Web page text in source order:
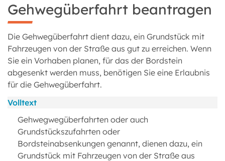
Gehwegüberfahrt beantragen
Die Gehwegüberfahrt dient dazu, ein Grundstück mit
Fahrzeugen von der Straße aus gut zu erreichen. Wenn
Sie ein Vorhaben planen, für das der Bordstein
abgesenkt werden muss, benötigen Sie eine Erlaubnis
für die Gehwegüberfahrt.
Volltext
Gehwegwegüberfahrten oder auch
Grundstückszufahrten oder
Bordsteinabsenkungen genannt, dienen dazu, ein
Grundstück mit Fahrzeugen von der Straße aus